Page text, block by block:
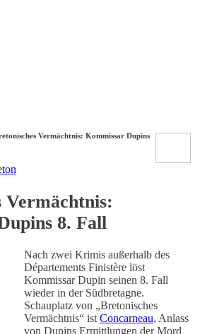
Vermächtnis: Kommissar Dupins
Vermächtnis:
8. Fall
Nach zwei Krimis außerhalb des
Départements Finistère löst
Kommissar Dupin seinen 8. Fall
wieder in der Südbretagne.
Schauplatz von „Bretonisches
Vermächtnis“ istConcarneau, Anlass
von Dupins Ermittlungen der Mord